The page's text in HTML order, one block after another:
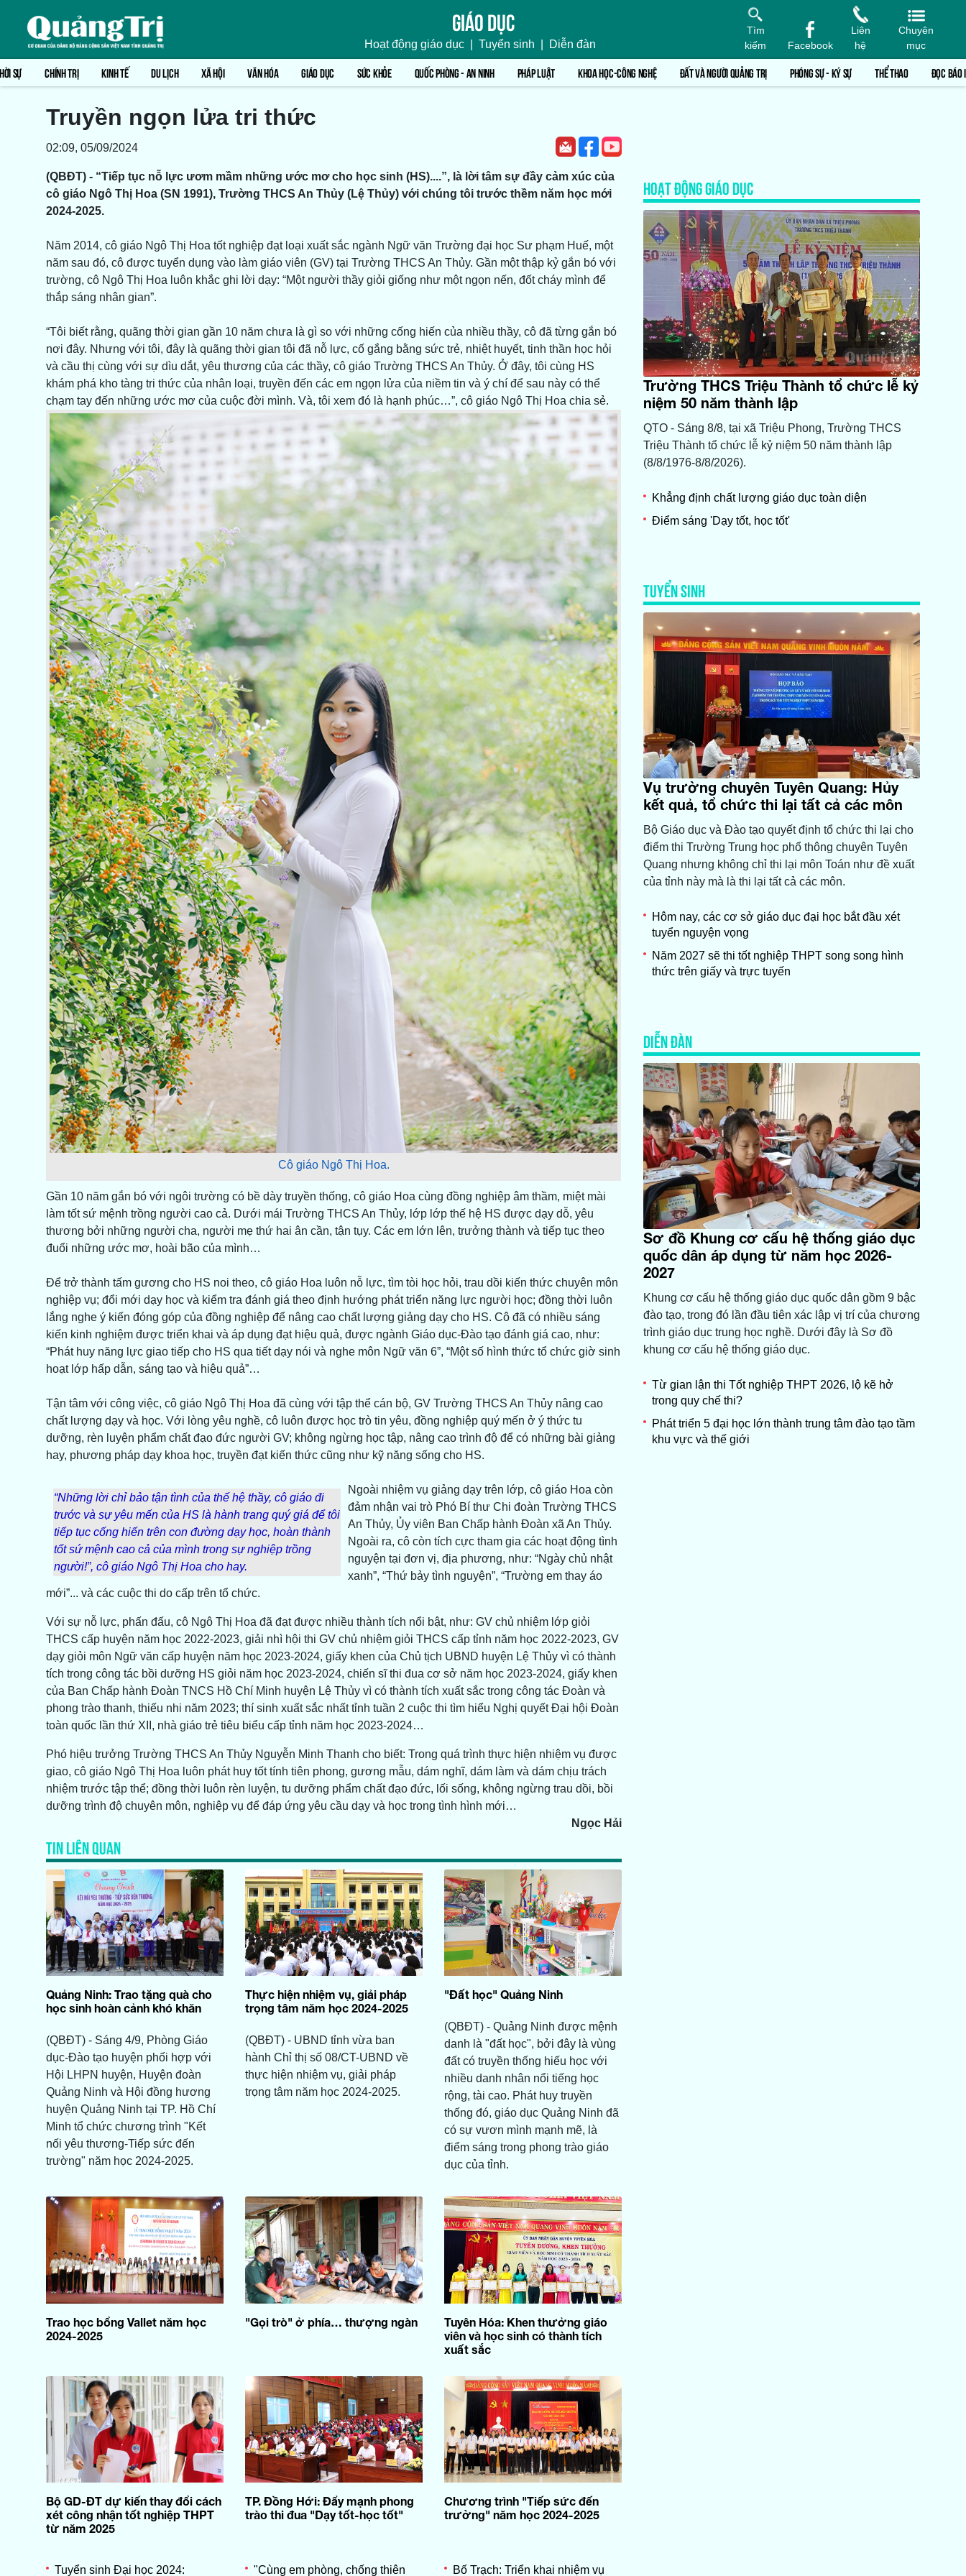
Giáo dục
Hoạt động giáo dục Tuyển sinh Diễn đàn
Tìm
kiếm
Facebook
Liên
hệ
Chuyên
mục
SỰ CHÍNH TRỊ KINH TẾ DU LỊCH XÃ HỘI VĂN HÓA GIÁO DỤC SỨC KHỎE QUỐC PHÒNG - AN NINH PHÁP LUẬT KHOA HỌC-CÔNG NGHỆ ĐẤT VÀ NGƯỜI QUẢNG TRỊ PHÓNG SỰ - KÝ SỰ THỂ THAO ĐỌC BÁO
Truyền ngọn lửa tri thức
02:09, 05/09/2024
(QBĐT) - “Tiếp tục nỗ lực ươm mầm những ước mơ cho học sinh (HS)....”, là lời tâm sự đầy cảm xúc của
cô giáo Ngô Thị Hoa (SN 1991), Trường THCS An Thủy (Lệ Thủy) với chúng tôi trước thềm năm học mới
2024-2025.
Năm 2014, cô giáo Ngô Thị Hoa tốt nghiệp đạt loại xuất sắc ngành Ngữ văn Trường đại học Sư phạm Huế, một
năm sau đó, cô được tuyển dụng vào làm giáo viên (GV) tại Trường THCS An Thủy. Gần một thập kỷ gắn bó với
trường, cô Ngô Thị Hoa luôn khắc ghi lời dạy: “Một người thầy giỏi giống như một ngọn nến, đốt cháy mình để
thắp sáng nhân gian”.
“Tôi biết rằng, quãng thời gian gần 10 năm chưa là gì so với những cống hiến của nhiều thầy, cô đã từng gắn bó
nơi đây. Nhưng với tôi, đây là quãng thời gian tôi đã nỗ lực, cố gắng bằng sức trẻ, nhiệt huyết, tinh thần học hỏi
và cầu thị cùng với sự dìu dắt, yêu thương của các thầy, cô giáo Trường THCS An Thủy. Ở đây, tôi cùng HS
khám phá kho tàng tri thức của nhân loại, truyền đến các em ngọn lửa của niềm tin và ý chí để sau này có thể
chạm tay đến những ước mơ của cuộc đời mình. Và, tôi xem đó là hạnh phúc…”, cô giáo Ngô Thị Hoa chia sẻ.
Cô giáo Ngô Thị Hoa.
Gần 10 năm gắn bó với ngôi trường có bề dày truyền thống, cô giáo Hoa cùng đồng nghiệp âm thầm, miệt mài
làm tốt sứ mệnh trồng người cao cả. Dưới mái Trường THCS An Thủy, lớp lớp thế hệ HS được dạy dỗ, yêu
thương bởi những người cha, người mẹ thứ hai ân cần, tận tụy. Các em lớn lên, trưởng thành và tiếp tục theo
đuổi những ước mơ, hoài bão của mình…
Để trở thành tấm gương cho HS noi theo, cô giáo Hoa luôn nỗ lực, tìm tòi học hỏi, trau dồi kiến thức chuyên môn
nghiệp vụ; đổi mới dạy học và kiểm tra đánh giá theo định hướng phát triển năng lực người học; đồng thời luôn
lắng nghe ý kiến đóng góp của đồng nghiệp để nâng cao chất lượng giảng dạy cho HS. Cô đã có nhiều sáng
kiến kinh nghiệm được triển khai và áp dụng đạt hiệu quả, được ngành Giáo dục-Đào tạo đánh giá cao, như:
“Phát huy năng lực giao tiếp cho HS qua tiết dạy nói và nghe môn Ngữ văn 6”, “Một số hình thức tổ chức giờ sinh
hoạt lớp hấp dẫn, sáng tạo và hiệu quả”…
Tận tâm với công việc, cô giáo Ngô Thị Hoa đã cùng với tập thể cán bộ, GV Trường THCS An Thủy nâng cao
chất lượng dạy và học. Với lòng yêu nghề, cô luôn được học trò tin yêu, đồng nghiệp quý mến ở ý thức tu
dưỡng, rèn luyện phẩm chất đạo đức người GV; không ngừng học tập, nâng cao trình độ để có những bài giảng
hay, phương pháp dạy khoa học, truyền đạt kiến thức cũng như kỹ năng sống cho HS.
“Những lời chỉ bảo tận tình của thế hệ thầy, cô giáo đi
trước và sự yêu mến của HS là hành trang quý giá để tôi
tiếp tục cống hiến trên con đường dạy học, hoàn thành
tốt sứ mệnh cao cả của mình trong sự nghiệp trồng
người!”, cô giáo Ngô Thị Hoa cho hay.
Ngoài nhiệm vụ giảng dạy trên lớp, cô giáo Hoa còn
đảm nhận vai trò Phó Bí thư Chi đoàn Trường THCS
An Thủy, Ủy viên Ban Chấp hành Đoàn xã An Thủy.
Ngoài ra, cô còn tích cực tham gia các hoạt động tình
nguyện tại đơn vị, địa phương, như: “Ngày chủ nhật
xanh”, “Thứ bảy tình nguyện”, “Trường em thay áo
mới”... và các cuộc thi do cấp trên tổ chức.
Với sự nỗ lực, phấn đấu, cô Ngô Thị Hoa đã đạt được nhiều thành tích nổi bật, như: GV chủ nhiệm lớp giỏi
THCS cấp huyện năm học 2022-2023, giải nhì hội thi GV chủ nhiệm giỏi THCS cấp tỉnh năm học 2022-2023, GV
dạy giỏi môn Ngữ văn cấp huyện năm học 2023-2024, giấy khen của Chủ tịch UBND huyện Lệ Thủy vì có thành
tích trong công tác bồi dưỡng HS giỏi năm học 2023-2024, chiến sĩ thi đua cơ sở năm học 2023-2024, giấy khen
của Ban Chấp hành Đoàn TNCS Hồ Chí Minh huyện Lệ Thủy vì có thành tích xuất sắc trong công tác Đoàn và
phong trào thanh, thiếu nhi năm 2023; thí sinh xuất sắc nhất tỉnh tuần 2 cuộc thi tìm hiểu Nghị quyết Đại hội Đoàn
toàn quốc lần thứ XII, nhà giáo trẻ tiêu biểu cấp tỉnh năm học 2023-2024…
Phó hiệu trưởng Trường THCS An Thủy Nguyễn Minh Thanh cho biết: Trong quá trình thực hiện nhiệm vụ được
giao, cô giáo Ngô Thị Hoa luôn phát huy tốt tính tiên phong, gương mẫu, dám nghĩ, dám làm và dám chịu trách
nhiệm trước tập thể; đồng thời luôn rèn luyện, tu dưỡng phẩm chất đạo đức, lối sống, không ngừng trau dồi, bồi
dưỡng trình độ chuyên môn, nghiệp vụ để đáp ứng yêu cầu dạy và học trong tình hình mới…
Ngọc Hải
TIN LIÊN QUAN
Quảng Ninh: Trao tặng quà cho
học sinh hoàn cảnh khó khăn
(QBĐT) - Sáng 4/9, Phòng Giáo
dục-Đào tạo huyện phối hợp với
Hội LHPN huyện, Huyện đoàn
Quảng Ninh và Hội đồng hương
huyện Quảng Ninh tại TP. Hồ Chí
Minh tổ chức chương trình "Kết
nối yêu thương-Tiếp sức đến
trường" năm học 2024-2025.
Thực hiện nhiệm vụ, giải pháp
trọng tâm năm học 2024-2025
(QBĐT) - UBND tỉnh vừa ban
hành Chỉ thị số 08/CT-UBND về
thực hiện nhiệm vụ, giải pháp
trọng tâm năm học 2024-2025.
"Đất học" Quảng Ninh
(QBĐT) - Quảng Ninh được mệnh
danh là "đất học", bởi đây là vùng
đất có truyền thống hiếu học với
nhiều danh nhân nổi tiếng học
rộng, tài cao. Phát huy truyền
thống đó, giáo dục Quảng Ninh đã
có sự vươn mình mạnh mẽ, là
điểm sáng trong phong trào giáo
dục của tỉnh.
Trao học bổng Vallet năm học
2024-2025
"Gọi trò" ở phía… thượng ngàn
Tuyên Hóa: Khen thưởng giáo
viên và học sinh có thành tích
xuất sắc
Bộ GD-ĐT dự kiến thay đổi cách
xét công nhận tốt nghiệp THPT
từ năm 2025
TP. Đồng Hới: Đẩy mạnh phong
trào thi đua "Dạy tốt-học tốt"
Chương trình "Tiếp sức đến
trường" năm học 2024-2025
Tuyển sinh Đại học 2024: "Cùng em phòng, chống thiên Bố Trạch: Triển khai nhiệm vụ
HOẠT ĐỘNG GIÁO DỤC
Trường THCS Triệu Thành tổ chức lễ kỷ
niệm 50 năm thành lập
QTO - Sáng 8/8, tại xã Triệu Phong, Trường THCS
Triệu Thành tổ chức lễ kỷ niệm 50 năm thành lập
(8/8/1976-8/8/2026).
Khẳng định chất lượng giáo dục toàn diện
Điểm sáng 'Dạy tốt, học tốt'
TUYỂN SINH
Vụ trường chuyên Tuyên Quang: Hủy
kết quả, tổ chức thi lại tất cả các môn
Bộ Giáo dục và Đào tạo quyết định tổ chức thi lại cho
điểm thi Trường Trung học phổ thông chuyên Tuyên
Quang nhưng không chỉ thi lại môn Toán như đề xuất
của tỉnh này mà là thi lại tất cả các môn.
Hôm nay, các cơ sở giáo dục đại học bắt đầu xét
tuyển nguyện vọng
Năm 2027 sẽ thi tốt nghiệp THPT song song hình
thức trên giấy và trực tuyến
DIỄN ĐÀN
Sơ đồ Khung cơ cấu hệ thống giáo dục
quốc dân áp dụng từ năm học 2026-
2027
Khung cơ cấu hệ thống giáo dục quốc dân gồm 9 bậc
đào tạo, trong đó lần đầu tiên xác lập vị trí của chương
trình giáo dục trung học nghề. Dưới đây là Sơ đồ
khung cơ cấu hệ thống giáo dục.
Từ gian lận thi Tốt nghiệp THPT 2026, lộ kẽ hở
trong quy chế thi?
Phát triển 5 đại học lớn thành trung tâm đào tạo tầm
khu vực và thế giới